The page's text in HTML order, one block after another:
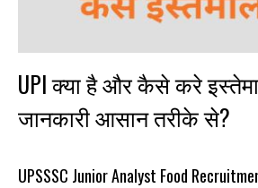
UPI क्या है और कैसे करे
जानकारी आसान तरीके से?
UPSSSC Junior Analyst Food